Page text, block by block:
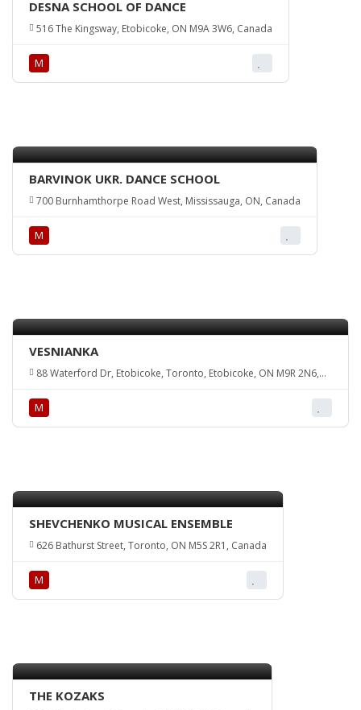
DESNA SCHOOL OF DANCE
516 The Kingsway, Etobicoke, ON M9A 3W6, Canada
М
BARVINOK UKR. DANCE SCHOOL
700 Burnhamthorpe Road West, Mississauga, ON, Canada
М
VESNIANKA
88 Waterford Dr, Etobicoke, Toronto, Etobicoke, ON M9R 2N6,
М
SHEVCHENKO MUSICAL ENSEMBLE
626 Bathurst Street, Toronto, ON M5S 2R1, Canada
М
THE KOZAKS